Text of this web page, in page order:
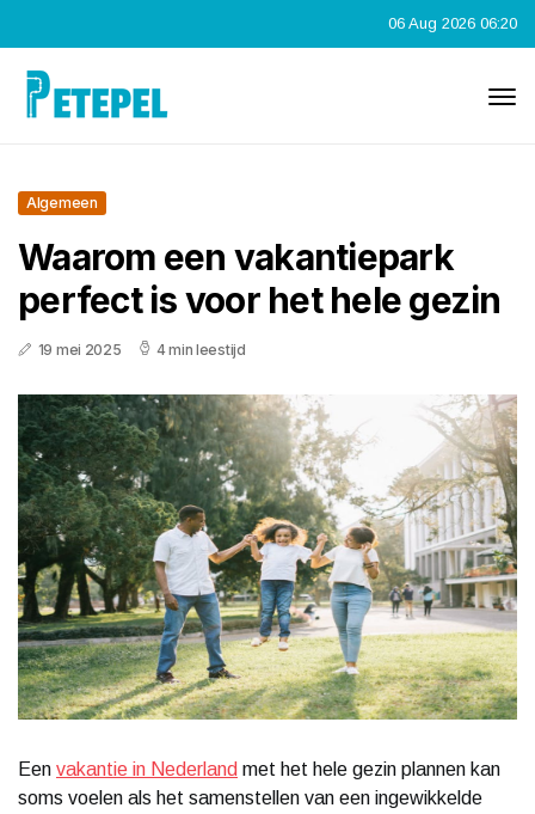
06 Aug 2026 06:20
Algemeen
Waarom een vakantiepark
perfect is voor het hele gezin
19 mei 2025 4 min leestijd
Een vakantie in Nederland met het hele gezin plannen kan
soms voelen als het samenstellen van een ingewikkelde